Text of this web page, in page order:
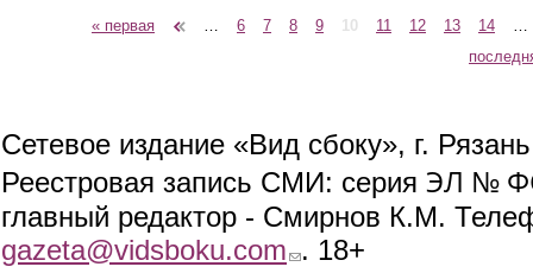
Страницы« первая 6 7 8 9 10 11 12 13 14
Сетевое издание «Вид сбоку», г.
Реестровая запись СМИ: серия ЭЛ №
главный редактор - Смирнов К.М.
gazeta@vidsboku.com (link sends e-mail)
. 18+